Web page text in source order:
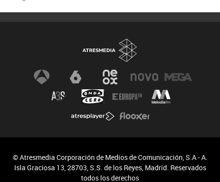
© Atresmedia Corporación de Medios de Comunicación, S.A - A.
Isla Graciosa 13, 28703, S.S. de los Reyes, Madrid. Reservados
todos los derechos